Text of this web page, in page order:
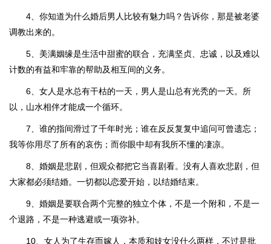
4、你知道为什么婚后男人比较有魅力吗？告诉你，那是被老婆
调教出来的。
5、美满姻缘是生活中甜蜜的联合，充满坚贞、忠诚，以及难以
计数的有益和牢靠的帮助及相互间的义务。
6、女人是水总有干枯的一天，男人是山总有光秃的一天。所
以，山水相伴才能成一个循环。
7、谁的指间滑过了千年时光；谁在反反复复中追问可曾遗忘；
我等你用尽了所有的哀伤；而你眼中却有我所不懂的凄凉。
8、婚姻是悲剧，但观众都把它当喜剧看。没有人喜欢悲剧，但
大家都必须结婚。一切都以恋爱开始，以结婚结束。
9、婚姻是要联合两个完整的独立个体，不是一个附和，不是一
个退路，不是一种逃避或一项弥补。
10、女人为了生存而嫁人，本质和妓女没什么两样，不过是批